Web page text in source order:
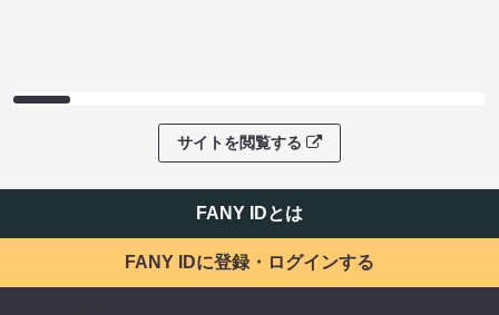
サイトを閲覧する
FANY IDとは
FANY IDに登録・ログインする